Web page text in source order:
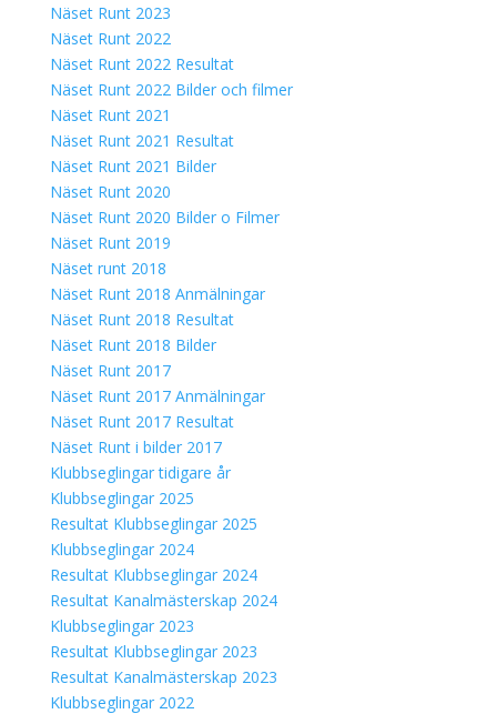
Näset Runt 2023
Näset Runt 2022
Näset Runt 2022 Resultat
Näset Runt 2022 Bilder och filmer
Näset Runt 2021
Näset Runt 2021 Resultat
Näset Runt 2021 Bilder
Näset Runt 2020
Näset Runt 2020 Bilder o Filmer
Näset Runt 2019
Näset runt 2018
Näset Runt 2018 Anmälningar
Näset Runt 2018 Resultat
Näset Runt 2018 Bilder
Näset Runt 2017
Näset Runt 2017 Anmälningar
Näset Runt 2017 Resultat
Näset Runt i bilder 2017
Klubbseglingar tidigare år
Klubbseglingar 2025
Resultat Klubbseglingar 2025
Klubbseglingar 2024
Resultat Klubbseglingar 2024
Resultat Kanalmästerskap 2024
Klubbseglingar 2023
Resultat Klubbseglingar 2023
Resultat Kanalmästerskap 2023
Klubbseglingar 2022